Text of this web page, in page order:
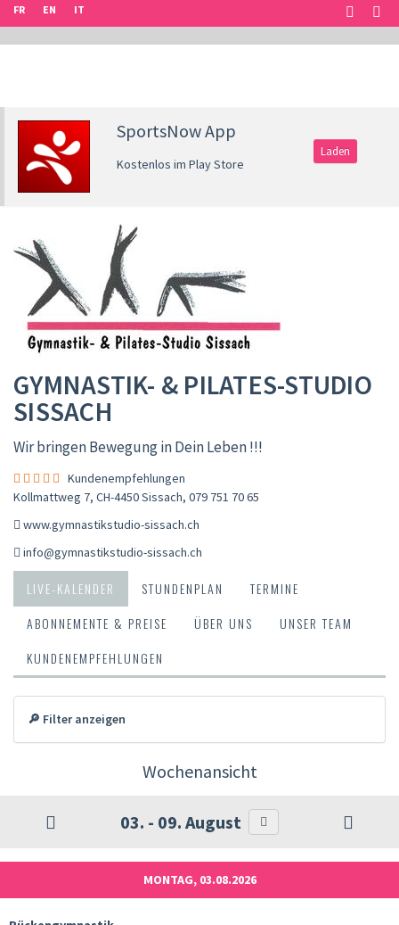
FR EN IT
SportsNow App
Kostenlos im Play Store
Laden
GYMNASTIK- & PILATES-STUDIO
SISSACH
Wir bringen Bewegung in Dein Leben !!!
Kundenempfehlungen
Kollmattweg 7, CH-4450 Sissach, 079 751 70 65
www.gymnastikstudio-sissach.ch
info@gymnastikstudio-sissach.ch
LIVE-KALENDER STUNDENPLAN
TERMINE
ABONNEMENTE & PREISE
ÜBER UNS
UNSER TEAM
KUNDENEMPFEHLUNGEN
🔎 Filter anzeigen
Wochenansicht
03. - 09. August
MONTAG, 03.08.2026